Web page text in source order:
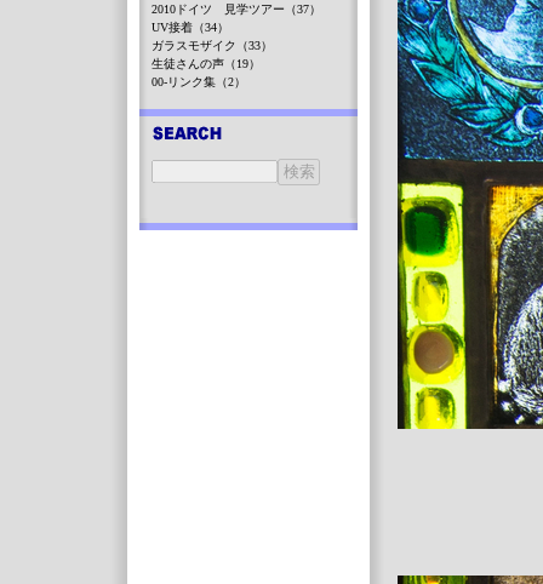
2010ドイツ 見学ツアー（37）
UV接着（34）
ガラスモザイク（33）
生徒さんの声（19）
00-リンク集（2）